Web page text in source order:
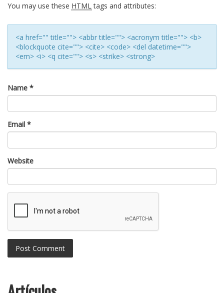
You may use these HTML tags and attributes:
<a href="" title=""> <abbr title=""> <acronym title=""> <b>
<blockquote cite=""> <cite> <code> <del datetime="">
<em> <i> <q cite=""> <s> <strike> <strong>
Name *
Email *
Website